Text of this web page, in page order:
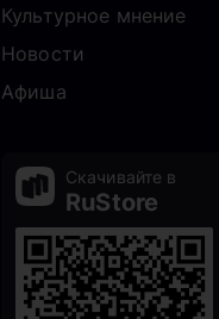
Культурное мнение
Новости
Афиша
Скачивайте в
RuStore